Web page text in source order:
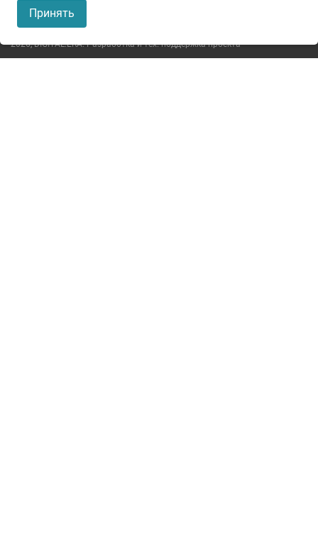
2026,DIGITAL.ERA. Разработка и тех. поддержка проекта
Принять